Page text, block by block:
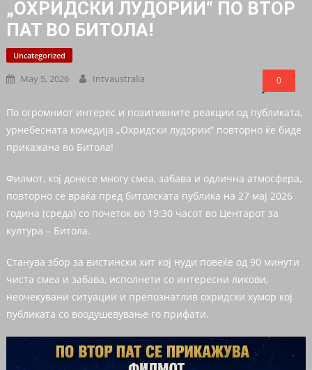
„ОХРИДСКИ ЛУДОРИИ“ ПО ВТОР
ПАТ ВО БИТОЛА!
Uncategorized
May 5, 2026 Intvaustralia 0
По огромниот интерес и позитивните реакции од публиката,
урнебесната комедија „Охридски лудории“ повторно ќе биде
прикажана во Битола!
Филмот, кој донесе многу смеа, забава и одлична атмосфера,
повторно се враќа пред битолската публика на 27 мај 2026
година (среда) со почеток во 19:30 часот во Центарот за
култура – Битола.
Станува збор за вистински хит кој нуди повеќе од 90 минути
чиста смеа и забава, исполнети со интересни ликови,
неочекувани ситуации и препознатлив охридски хумор кој
публиката со воодушевување го прифати.